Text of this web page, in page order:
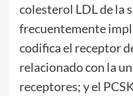
colesterol LDL de la
frecuentemente
codifica el receptor
relacionado con la
receptores; y el